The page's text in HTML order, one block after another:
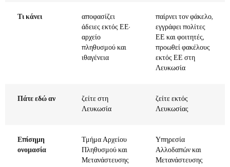
Τι κάνει
αποφασίζει
άδειες εκτός ΕΕ·
αρχείο
πληθυσμού και
ιθαγένεια
παίρνει τον φάκελο,
εγγράφει πολίτες
ΕΕ και φοιτητές,
προωθεί φακέλους
εκτός ΕΕ στη
Λευκωσία
Πάτε εδώ αν
ζείτε στη
Λευκωσία
ζείτε εκτός
Λευκωσίας
Επίσημη
ονομασία
Τμήμα Αρχείου
Πληθυσμού και
Μετανάστευσης
Υπηρεσία
Αλλοδαπών και
Μετανάστευσης